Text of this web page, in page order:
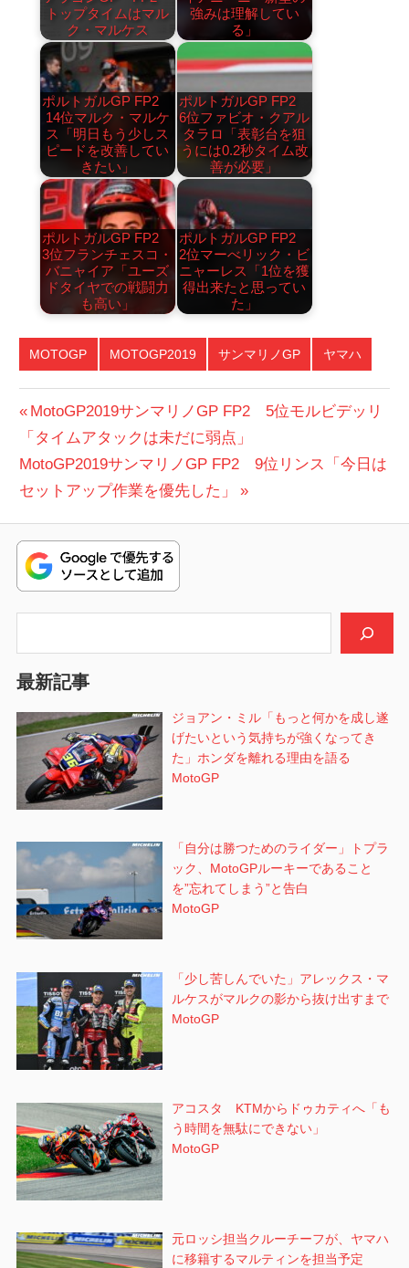
トップタイムはマル
ク・マルケス
強みは理解してい
る」
ポルトガルGP FP2
14位マルク・マルケ
ス「明日もう少しス
ピードを改善してい
きたい」
ポルトガルGP FP2
6位ファビオ・クアル
タラロ「表彰台を狙
うには0.2秒タイム改
善が必要」
ポルトガルGP FP2
3位フランチェスコ・
バニャイア「ユーズ
ドタイヤでの戦闘力
も高い」
ポルトガルGP FP2
2位マーべリック・ビ
ニャーレス「1位を獲
得出来たと思ってい
た」
MOTOGP MOTOGP2019 サンマリノGP ヤマハ
投
稿
ナ
ビ
ゲ
ー
ン
前
の
投
稿:
MotoGP2019サンマリノGP FP2 5位モルビデッリ
「タイムアタックは未だに弱点」
次
の
稿:
MotoGP2019サンマリノGP FP2 9位リンス「今日は
セットアップ作業を優先した」
最新記事
ジョアン・ミル「もっと何かを成し遂
げたいという気持ちが強くなってき
た」ホンダを離れる理由を語る
MotoGP
「自分は勝つためのライダー」トプラ
ック、MotoGPルーキーであること
を”忘れてしまう”と告白
MotoGP
「少し苦しんでいた」アレックス・マ
ルケスがマルクの影から抜け出すまで
MotoGP
アコスタ KTMからドゥカティへ「も
う時間を無駄にできない」
MotoGP
元ロッシ担当クルーチーフが、ヤマハ
に移籍するマルティンを担当予定